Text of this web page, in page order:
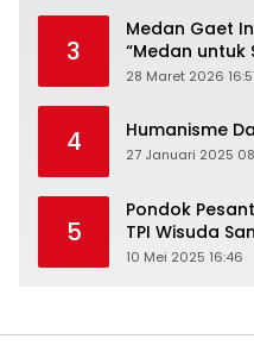
3
Medan Gaet
“Medan untuk
28 Maret 2026
4 Humanisme
27 Januari 2025
5
Pondok
TPI Wisuda
XXXIII
10 Mei 2025 16:46